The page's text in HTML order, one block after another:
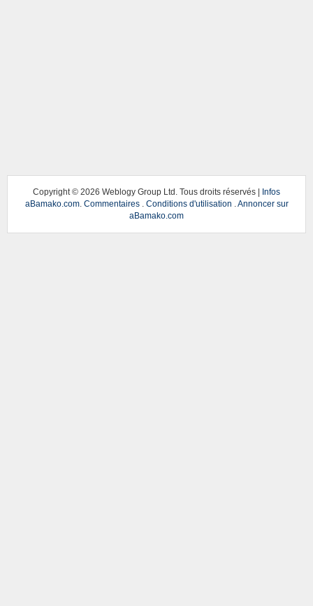
Copyright © 2026 Weblogy Group Ltd. Tous droits réservés |
Infos
aBamako.com. Commentaires. Conditions d'utilisation .Annoncer sur
aBamako.com